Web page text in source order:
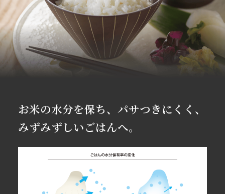
お米の水分を保ち、パサつきにくく、
みずみずしいごはんへ。